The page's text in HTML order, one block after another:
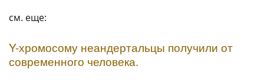
см. еще:
Y-хромосому неандертальцы получили от
современного человека.